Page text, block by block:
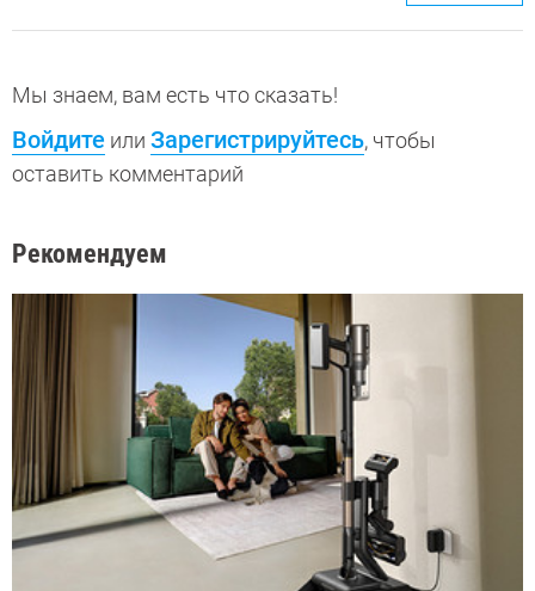
Мы знаем, вам есть что сказать!
Войдите или Зарегистрируйтесь, чтобы
оставить комментарий
Рекомендуем